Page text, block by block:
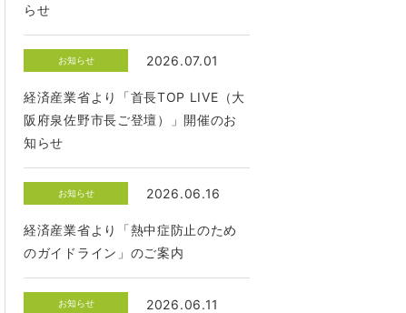
らせ
お知らせ 2026.07.01
経済産業省より「首長TOP LIVE（大
阪府泉佐野市長ご登壇）」開催のお
知らせ
お知らせ 2026.06.16
経済産業省より「熱中症防止のため
のガイドライン」のご案内
お知らせ 2026.06.11